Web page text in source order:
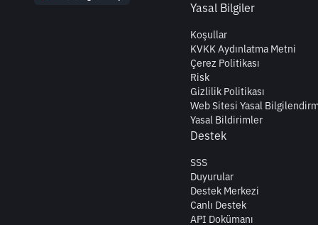
Yasal Bilgiler
Koşullar
KVKK Aydınlatma Metni
Çerez Politikası
Risk
Gizlilik Politikası
Web Sitesi Yasal
Yasal Bildirimler
Destek
SSS
Duyurular
Destek Merkezi
Canlı Destek
API Dokümanı